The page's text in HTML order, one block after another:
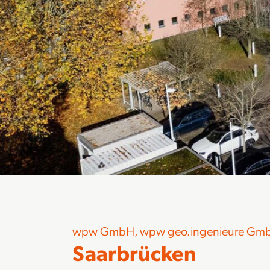
wpw GmbH, wpw geo.ingenieure
Saarbrücken